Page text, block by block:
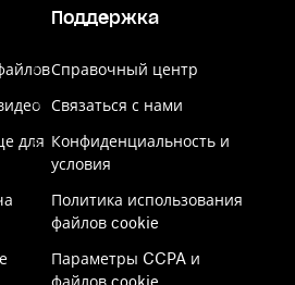
для
Поддержка
Справочный центр
Связаться с нами
Конфиденциальность и
условия
Политика использования
файлов cookie
Параметры CCPA и
файлов cookie